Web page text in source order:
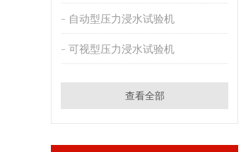
自动型压力浸水试验机
可视型压力浸水试验机
查看全部